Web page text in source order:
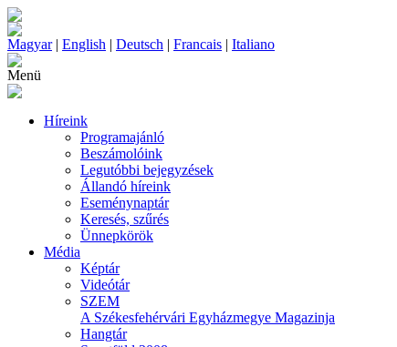
Magyar| English | Deutsch | Francais | Italiano
Menü
Híreink
Programajánló
Beszámolóink
Legutóbbi bejegyzések
Állandó híreink
Eseménynaptár
Keresés, szűrés
Ünnepkörök
Média
Képtár
Videótár
SZEM
A Székesfehérvári Egyházmegye Magazinja
Hangtár